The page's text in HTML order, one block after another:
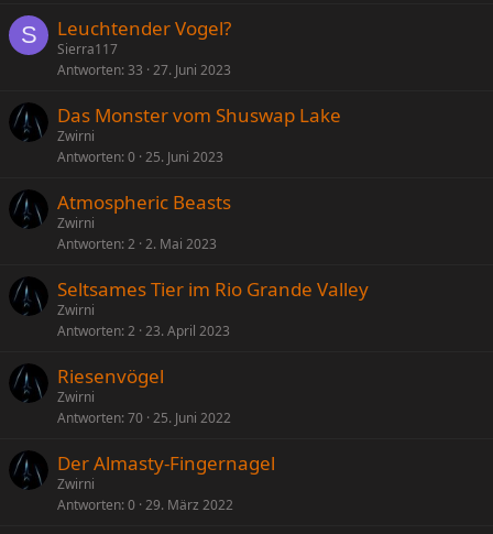
S Leuchtender Vogel?
Sierra117
Antworten 33 27. Juni 2023
Das Monster vom Shuswap Lake
Zwirni
Antworten 0 25. Juni 2023
Atmospheric Beasts
Zwirni
Antworten 2 2. Mai 2023
Seltsames Tier im Rio Grande Valley
Zwirni
Antworten 2 23. April 2023
Riesenvögel
Zwirni
Antworten 70 25. Juni 2022
Der Almasty-Fingernagel
Zwirni
Antworten 0 29. März 2022